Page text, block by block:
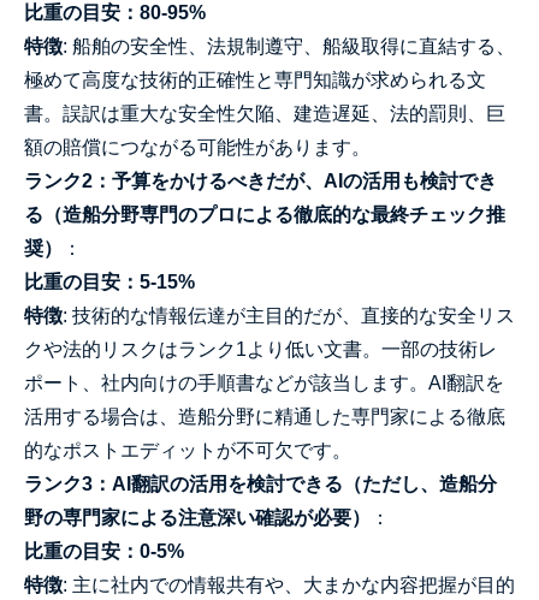
比重の目安：80-95%
特徴: 船舶の安全性、法規制遵守、船級取得に直結する、
極めて高度な技術的正確性と専門知識が求められる文
書。誤訳は重大な安全性欠陥、建造遅延、法的罰則、巨
額の賠償につながる可能性があります。
ランク2：予算をかけるべきだが、AIの活用も検討でき
る（造船分野専門のプロによる徹底的な最終チェック推
奨）
：
比重の目安：5-15%
特徴: 技術的な情報伝達が主目的だが、直接的な安全リス
クや法的リスクはランク1より低い文書。一部の技術レ
ポート、社内向けの手順書などが該当します。AI翻訳を
活用する場合は、造船分野に精通した専門家による徹底
的なポストエディットが不可欠です。
ランク3：AI翻訳の活用を検討できる（ただし、造船分
野の専門家による注意深い確認が必要）
：
比重の目安：0-5%
特徴: 主に社内での情報共有や、大まかな内容把握が目的